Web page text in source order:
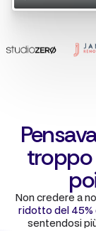
Play
troppo
Non credere a
ridotto del 45%
sentendosi